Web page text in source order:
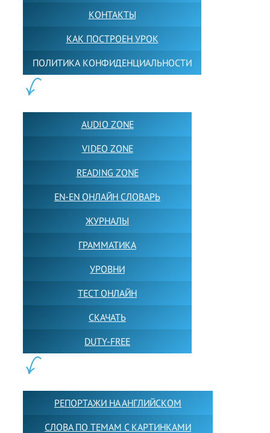
КОНТАКТЫ
КАК ПОСТРОЕН УРОК
ПОЛИТИКА КОНФИДЕНЦИАЛЬНОСТИ
AUDIO ZONE
VIDEO ZONE
READING ZONE
EN-EN ОНЛАЙН СЛОВАРЬ
ЖУРНАЛЫ
ГРАММАТИКА
УРОВНИ
ТЕСТ ОНЛАЙН
СКАЧАТЬ
DUTY-FREE
РЕПОРТАЖИ НА АНГЛИЙСКОМ
СЛОВА ПО ТЕМАМ С КАРТИНКАМИ